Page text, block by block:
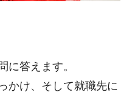
に答えます。
け、そして就職先に